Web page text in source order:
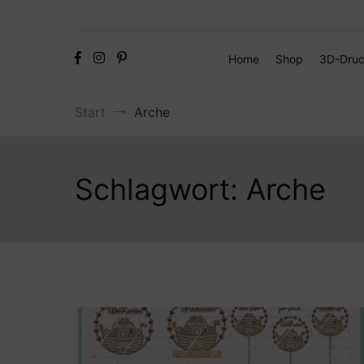
Home
Shop 3D-
Start Arche
Schlagwort: Arche